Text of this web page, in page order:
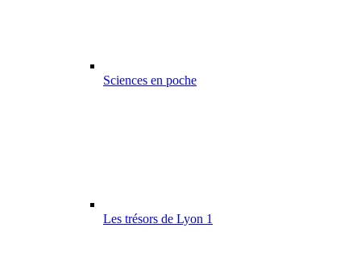
Sciences en poche
Les trésors de Lyon 1